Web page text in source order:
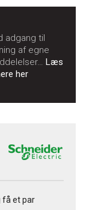
adgang til
af egne
Læs
her
få et par